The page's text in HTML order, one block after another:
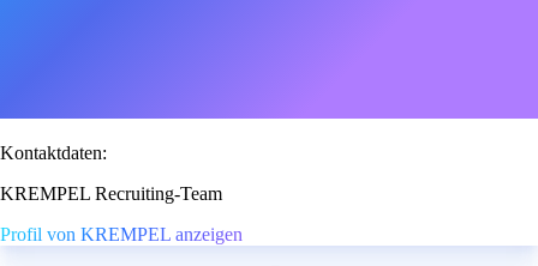
Kontaktdaten:
KREMPEL Recruiting-Team
Profil von KREMPEL anzeigen